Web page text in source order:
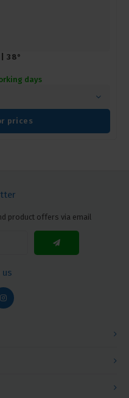
38°
days
prices
product offers via email
us